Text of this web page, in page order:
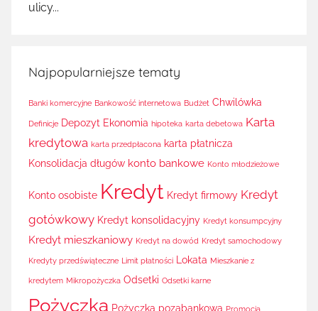
ulicy...
Najpopularniejsze tematy
Banki komercyjne Bankowość internetowa Budżet Chwilówka
Definicje Depozyt Ekonomia hipoteka karta debetowa Karta
kredytowa karta przedpłacona karta płatnicza
Konsolidacja długów konto bankowe Konto młodzieżowe
Konto osobiste Kredyt Kredyt firmowy Kredyt
gotówkowy Kredyt konsolidacyjny Kredyt konsumpcyjny
Kredyt mieszkaniowy Kredyt na dowód Kredyt samochodowy
Kredyty przedświąteczne Limit płatności Lokata Mieszkanie z
kredytem Mikropożyczka Odsetki Odsetki karne
Pożyczka Pożyczka pozabankowa Promocja